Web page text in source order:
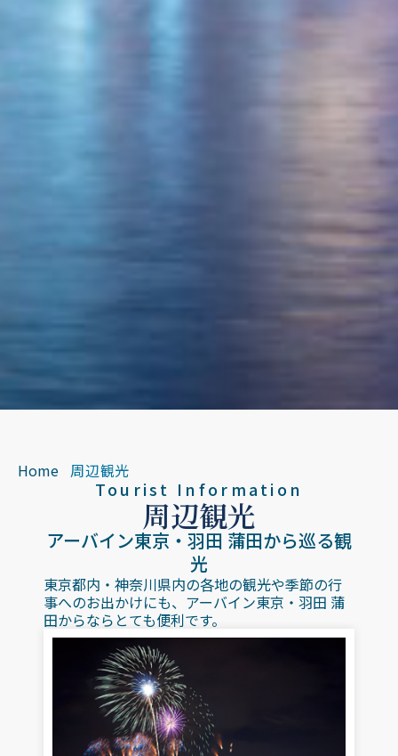
Home 周辺観光
Tourist Information
周辺観光
アーバイン東京・羽田 蒲田から巡る観
光
東京都内・神奈川県内の各地の観光や季節の行
事へのお出かけにも、アーバイン東京・羽田 蒲
田からならとても便利です。